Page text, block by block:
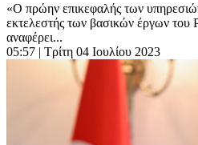
«Ο πρώην επικεφαλής των
εκτελεστής των βασικών έργων του
αναφέρει...
05:57 | Τρίτη 04 Ιουλίου 2023